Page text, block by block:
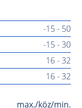
-15 - 50
-15 - 30
16 - 32
16 - 32
max./köz/min.